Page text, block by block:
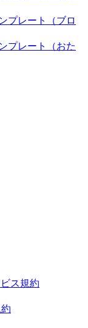
プレート（ブロ
プレート（おた
ス規約